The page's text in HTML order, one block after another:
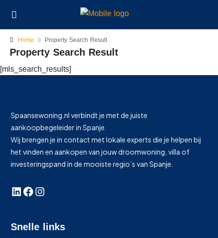
Home Property Search Result
Property Search Result
[mls_search_results]
Spaansewoning.nl verbindt je met de juiste
aankoopbegeleider in Spanje.
Wij brengen je in contact met lokale experts die je helpen bij
het vinden en aankopen van jouw droomwoning, villa of
investeringspand in de mooiste regio’s van Spanje.
Snelle links